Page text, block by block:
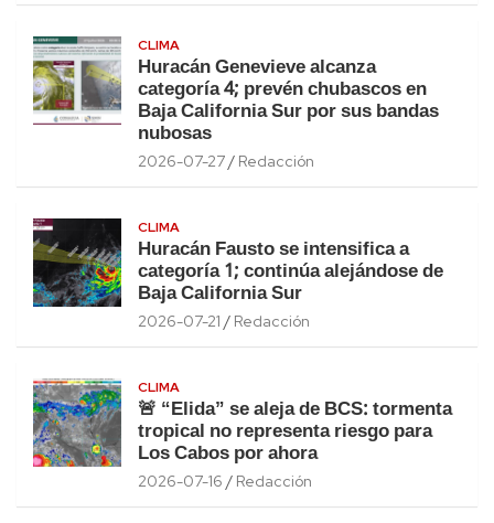
CLIMA
Huracán Genevieve alcanza
categoría 4; prevén chubascos en
Baja California Sur por sus bandas
nubosas
2026-07-27 Redacción
CLIMA
Huracán Fausto se intensifica a
categoría 1; continúa alejándose de
Baja California Sur
2026-07-21 Redacción
CLIMA
🚨 “Elida” se aleja de BCS: tormenta
tropical no representa riesgo para
Los Cabos por ahora
2026-07-16 Redacción